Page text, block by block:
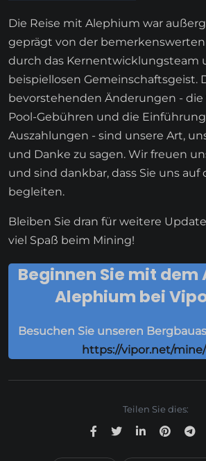
Die Reise mit Alephium war
geprägt von der
durch das Kernentwicklungsteam
beispiellosen Gemeinschaftsgeist.
bevorstehenden Änderungen -
Pool-Gebühren und die
Auszahlungen - sind unsere Art,
und Danke zu sagen. Wir freuen
und sind dankbar, dass Sie uns auf
begleiten.
Bleiben Sie dran für weitere
viel Spaß beim Mining!
Beginnen Sie mit dem
Alephium bei
Besuchen Sie unseren
https://vipor.net/
Teilen Sie dies: